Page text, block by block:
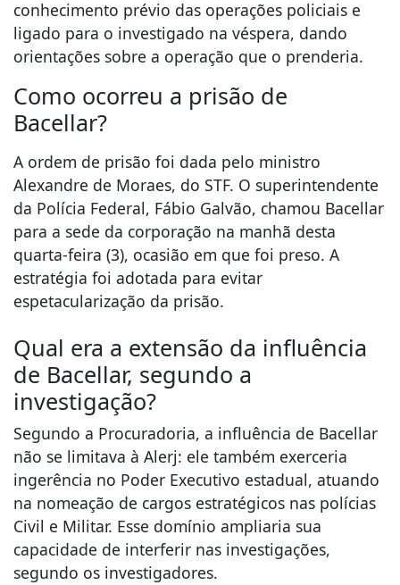
conhecimento prévio das operações policiais e
ligado para o investigado na véspera, dando
orientações sobre a operação que o prenderia.
Como ocorreu a prisão de
Bacellar?
A ordem de prisão foi dada pelo ministro
Alexandre de Moraes, do STF. O superintendente
da Polícia Federal, Fábio Galvão, chamou Bacellar
para a sede da corporação na manhã desta
quarta-feira (3), ocasião em que foi preso. A
estratégia foi adotada para evitar
espetacularização da prisão.
Qual era a extensão da influência
de Bacellar, segundo a
investigação?
Segundo a Procuradoria, a influência de Bacellar
não se limitava à Alerj: ele também exerceria
ingerência no Poder Executivo estadual, atuando
na nomeação de cargos estratégicos nas polícias
Civil e Militar. Esse domínio ampliaria sua
capacidade de interferir nas investigações,
segundo os investigadores.